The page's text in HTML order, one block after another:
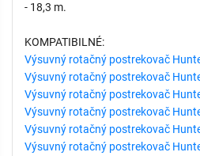
- 18,3 m.
KOMPATIBILNÉ:
Výsuvný rotačný postrekovač
Výsuvný rotačný postrekovač
Výsuvný rotačný postrekovač
Výsuvný rotačný postrekovač
Výsuvný rotačný postrekovač
Výsuvný rotačný postrekovač